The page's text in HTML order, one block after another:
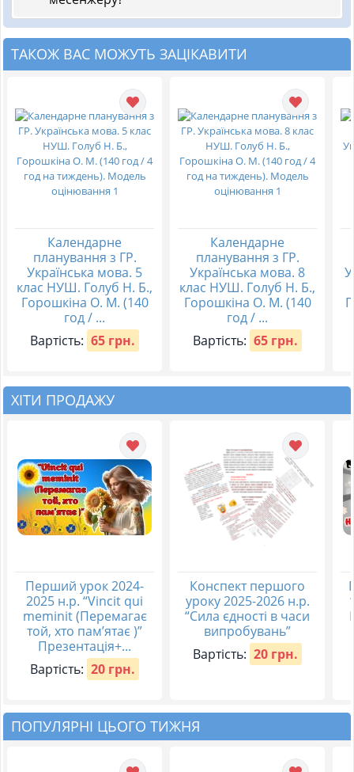
ТАКОЖ ВАС МОЖУТЬ ЗАЦІКАВИТИ
Календарне
планування з ГР.
Українська мова. 5
клас НУШ. Голуб Н. Б.,
Горошкіна О. М. (140
год / ...
Вартість: 65 грн.
Календарне
планування з ГР.
Українська мова. 8
клас НУШ. Голуб Н. Б.,
Горошкіна О. М. (140
год / ...
Вартість: 65 грн.
ХІТИ ПРОДАЖУ
Перший урок 2024-
2025 н.р. “Vincit qui
meminit (Перемагає
той, хто пам’ятає )”
Презентація+...
Вартість: 20 грн.
Конспект першого
уроку 2025-2026 н.р.
“Сила єдності в часи
випробувань”
Вартість: 20 грн.
ПОПУЛЯРНІ ЦЬОГО ТИЖНЯ